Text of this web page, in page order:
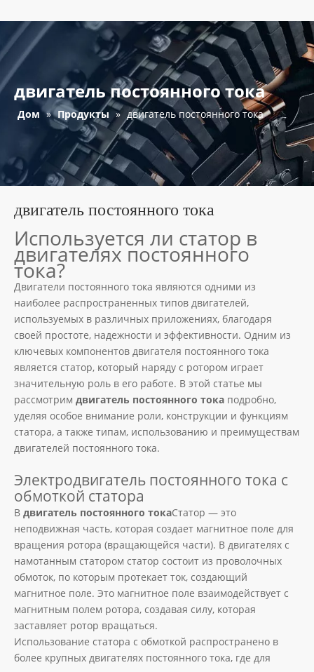
двигатель постоянного тока
Дом » Продукты » двигатель постоянного тока
двигатель постоянного тока
Используется ли статор в
двигателях постоянного
тока?
Двигатели постоянного тока являются одними из
наиболее распространенных типов двигателей,
используемых в различных приложениях, благодаря
своей простоте, надежности и эффективности. Одним из
ключевых компонентов двигателя постоянного тока
является статор, который наряду с ротором играет
значительную роль в его работе. В этой статье мы
рассмотрим двигатель постоянного тока подробно,
уделяя особое внимание роли, конструкции и функциям
статора, а также типам, использованию и преимуществам
двигателей постоянного тока.
Электродвигатель постоянного тока с
обмоткой статора
В двигатель постоянного токаСтатор — это
неподвижная часть, которая создает магнитное поле для
вращения ротора (вращающейся части). В двигателях с
намотанным статором статор состоит из проволочных
обмоток, по которым протекает ток, создающий
магнитное поле. Это магнитное поле взаимодействует с
магнитным полем ротора, создавая силу, которая
заставляет ротор вращаться.
Использование статора с обмоткой распространено в
более крупных двигателях постоянного тока, где для